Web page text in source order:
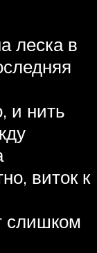
леска в
и нить
виток к
слишком